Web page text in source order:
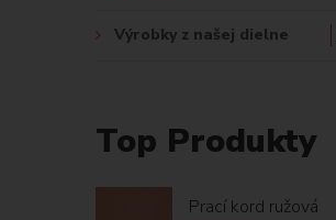
Výrobky z našej dielne
Top Produkty
Prací kord ružová